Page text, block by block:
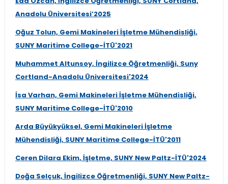
Anadolu Üniversitesi’2025
Oğuz Tolun, Gemi Makineleri İşletme Mühendisliği,
SUNY Maritime College-İTÜ'2021
Muhammet Altunsoy, İngilizce Öğretmenliği, Suny
Cortland-Anadolu Üniversitesi'2024
İsa Varhan, Gemi Makineleri İşletme Mühendisliği,
SUNY Maritime College-İTÜ'2010
Arda Büyükyüksel, Gemi Makineleri İşletme
Mühendisliği, SUNY Maritime College-İTÜ'2011
Ceren Dilara Ekim, İşletme, SUNY New Paltz-İTÜ'2024
Doğa Selçuk, İngilizce Öğretmenliği, SUNY New Paltz-